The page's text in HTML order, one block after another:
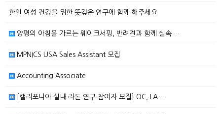
한인 여성 건강을 위한 뜻깊은 연구에 함께 해주세요
양평의 아침을 가르는 웨이크서핑, 반려견과 함께 실속 …
MPNICS USA Sales Assistant 모집
Accounting Associate
[캘리포니아 실내 라돈 연구 참여자 모집] OC, LA…